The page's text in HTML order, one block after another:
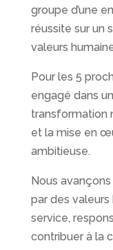
groupe d’une
réussite sur un
valeurs
Pour les 5
engagé dans
transformation
et la mise en
ambitieuse.
Nous
par des valeurs
service,
contribuer à la